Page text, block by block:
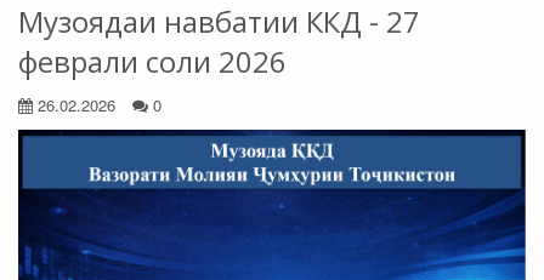
Музоядаи навбатии ККД - 27
феврали соли 2026
26.02.2026 0